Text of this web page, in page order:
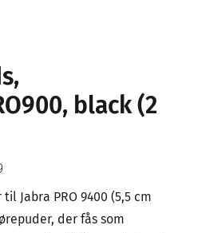
black (2
Jabra PRO 9400 (5,5 cm
der fås som